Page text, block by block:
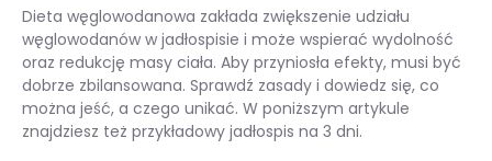
Dieta węglowodanowa zakłada zwiększenie udziału
węglowodanów w jadłospisie i może wspierać wydolność
oraz redukcję masy ciała. Aby przyniosła efekty, musi być
dobrze zbilansowana. Sprawdź zasady i dowiedz się, co
można jeść, a czego unikać. W poniższym artykule
znajdziesz też przykładowy jadłospis na 3 dni.